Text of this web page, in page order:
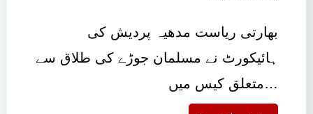
بھارتی ریاست مدھیہ پردیش کی
ہائیکورٹ نے مسلمان جوڑے کی طلاق سے
متعلق کیس میں…